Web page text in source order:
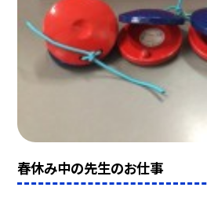
春休み中の先生のお仕事